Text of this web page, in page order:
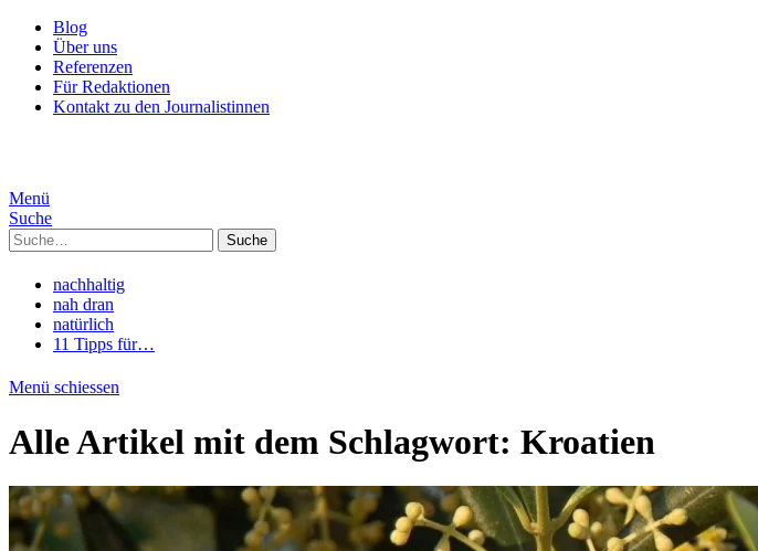
Blog
Über uns
Referenzen
Für Redaktionen
Kontakt zu den Journalistinnen
Menü
Suche
Suche
nachhaltig
nah dran
natürlich
11 Tipps für…
Menü schiessen
Alle Artikel mit dem Schlagwort: Kroatien